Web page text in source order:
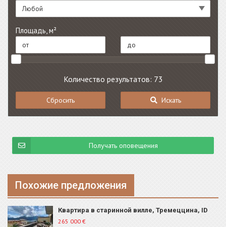
Любой
Площадь, м²
Количество результатов: 73
Сбросить Искать
Получать оповещения
Похожие предложения
Квартира в старинной вилле, Тремеццина, ID
103
265 000 €